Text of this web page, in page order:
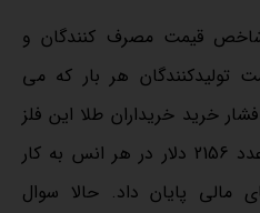
شاخص قیمت مصرف کنندگان و
هر بار که می
خرید خریداران طلا این فلز
گرانبها بالا ماند و بالاخره با عدد 2156 دلار در هر انس به کار
مالی پایان داد. حالا سوال